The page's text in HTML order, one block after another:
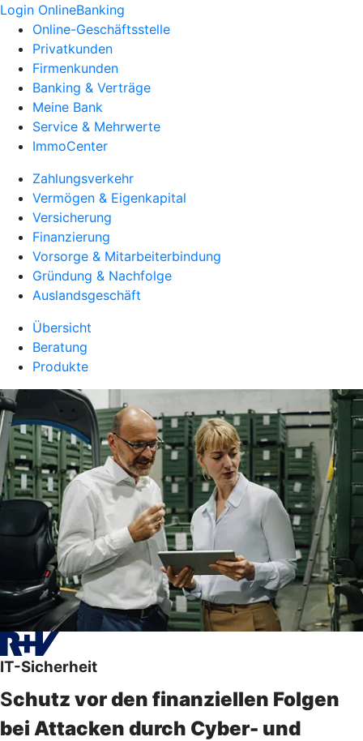
Login OnlineBanking
Online-Geschäftsstelle
Privatkunden
Firmenkunden
Banking & Verträge
Meine Bank
Service & Mehrwerte
ImmoCenter
Zahlungsverkehr
Vermögen & Eigenkapital
Versicherung
Finanzierung
Vorsorge & Mitarbeiterbindung
Gründung & Nachfolge
Auslandsgeschäft
Übersicht
Beratung
Produkte
IT-Sicherheit
Schutz vor den finanziellen Folgen
bei Attacken durch Cyber- und